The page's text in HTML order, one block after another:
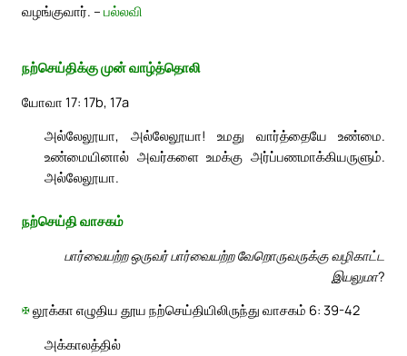
வழங்குவார். – பல்லவி
நற்செய்திக்கு முன் வாழ்த்தொலி
யோவா 17: 17b, 17a
அல்லேலூயா, அல்லேலூயா! உமது வார்த்தையே உண்மை.
உண்மையினால் அவர்களை உமக்கு அர்ப்பணமாக்கியருளும்.
அல்லேலூயா.
நற்செய்தி வாசகம்
பார்வையற்ற ஒருவர் பார்வையற்ற வேறொருவருக்கு வழிகாட்ட
இயலுமா?
✠லூக்கா எழுதிய தூய நற்செய்தியிலிருந்து வாசகம் 6: 39-42
அக்காலத்தில்